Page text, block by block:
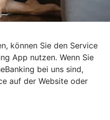
können Sie den Service
App nutzen. Wenn Sie
bei uns sind,
auf der Website oder